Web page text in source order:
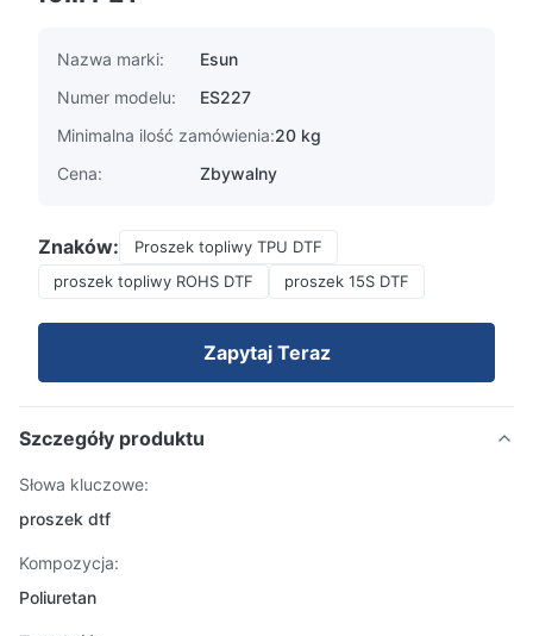
Nazwa marki:
Esun
Numer modelu:
ES227
Minimalna ilość zamówienia:20 kg
Cena:
Zbywalny
Znaków:
Proszek topliwy TPU DTF
proszek topliwy ROHS DTF
proszek 15S DTF
Zapytaj Teraz
Szczegóły produktu
Słowa kluczowe:
proszek dtf
Kompozycja:
Poliuretan